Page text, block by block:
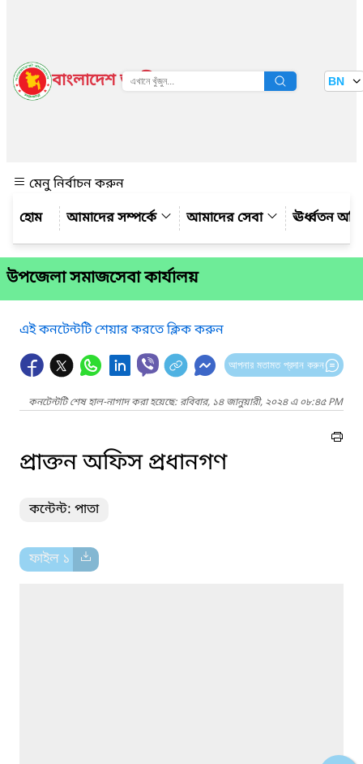
বাংলাদেশ জাতীয় তথ্য বাতায়ন BN
মেনু নির্বাচন করুন
আমাদের সম্পর্কে
আমাদের সেবা ঊর্ধ্বতন
উপজেলা সমাজসেবা কার্যালয়
এই কনটেন্টটি শেয়ার করতে ক্লিক করুন
আপনার মতামত প্রদান করুন
কনটেন্টটি শেষ হাল-নাগাদ করা হয়েছে: রবিবার, ১৪ জানুয়ারী, ২০২৪ এ ০৮:৪৫ PM
প্রাক্তন অফিস প্রধানগণ
কন্টেন্ট: পাতা
ফাইল ১